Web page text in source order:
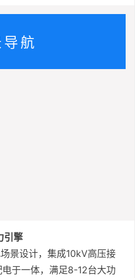
航
引擎
景设计，集成10kV高压接
于一体，满足8-12台大功